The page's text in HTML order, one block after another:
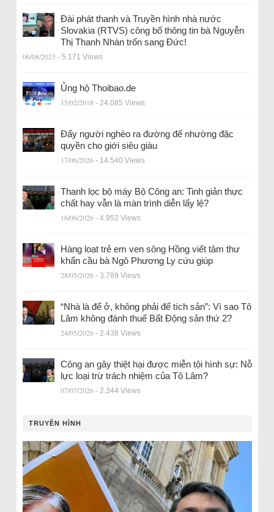
Đài phát thanh và Truyền hình nhà nước
Slovakia (RTVS) công bố thông tin bà Nguyễn
Thị Thanh Nhàn trốn sang Đức!
06/08/2023 - 5.171 Views
Ủng hộ Thoibao.de
15/02/2018 - 24.085 Views
Đẩy người nghèo ra đường để nhường đặc
quyền cho giới siêu giàu
17/06/2026 - 14.540 Views
Thanh lọc bộ máy Bộ Công an: Tinh giản thực
chất hay vẫn là màn trình diễn lấy lệ?
16/06/2026 - 4.952 Views
Hàng loạt trẻ em ven sông Hồng viết tâm thư
khẩn cầu bà Ngô Phương Ly cứu giúp
28/05/2026 - 3.789 Views
“Nhà là để ở, không phải để tích sản”: Vì sao Tô
Lâm không đánh thuế Bất Động sản thứ 2?
24/05/2026 - 2.438 Views
Công an gây thiệt hại được miễn tội hình sự: Nỗ
lực loại trừ trách nhiệm của Tô Lâm?
07/07/2026 - 2.344 Views
TRUYỀN HÌNH